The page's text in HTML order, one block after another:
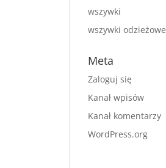
wszywki
wszywki odzieżowe
Meta
Zaloguj się
Kanał wpisów
Kanał komentarzy
WordPress.org